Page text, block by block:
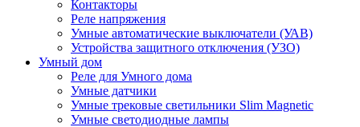
Контакторы
Реле напряжения
Умные автоматические выключатели (УАВ)
Устройства защитного отключения (УЗО)
Умный дом
Реле для Умного дома
Умные датчики
Умные трековые светильники Slim Magnetic
Умные светодиодные лампы